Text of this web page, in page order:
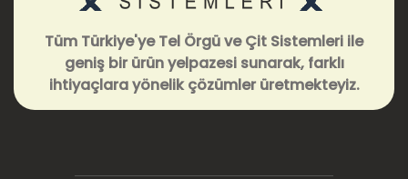
Tüm Türkiye'ye Tel Örgü ve Çit Sistemleri ile
geniş bir ürün yelpazesi sunarak, farklı
ihtiyaçlara yönelik çözümler üretmekteyiz.